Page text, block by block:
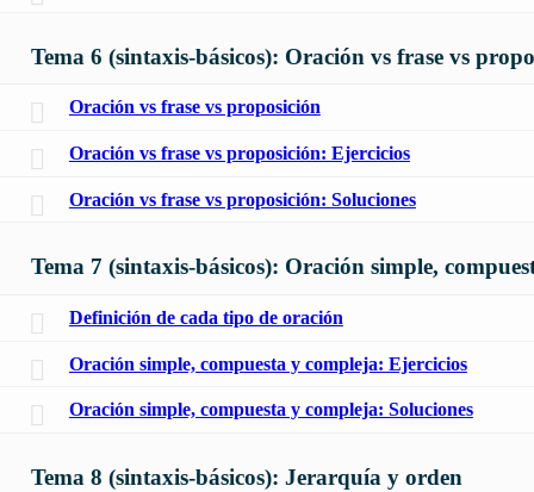
Tema 6 (sintaxis-básicos): Oración vs frase vs
Oración vs frase vs proposición
Oración vs frase vs proposición: Ejercicios
Oración vs frase vs proposición: Soluciones
Tema 7 (sintaxis-básicos): Oración simple,
Definición de cada tipo de oración
Oración simple, compuesta y compleja: Ejercicios
Oración simple, compuesta y compleja: Soluciones
Tema 8 (sintaxis-básicos): Jerarquía y orden